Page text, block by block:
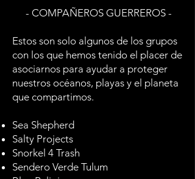
- COMPAÑEROS GUERREROS -
Estos son solo algunos de los grupos
con los que hemos tenido el placer de
asociarnos para ayudar a proteger
nuestros océanos, playas y el planeta
que compartimos.
Sea Shepherd
Salty Projects
Snorkel 4 Trash
Sendero Verde Tulum